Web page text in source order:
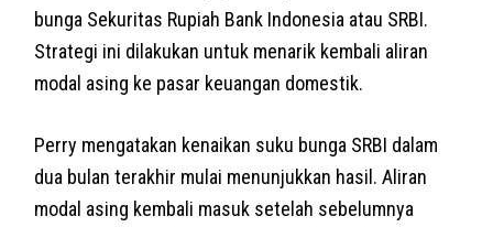
bunga Sekuritas Rupiah Bank Indonesia atau SRBI.
Strategi ini dilakukan untuk menarik kembali aliran
modal asing ke pasar keuangan domestik.
Perry mengatakan kenaikan suku bunga SRBI dalam
dua bulan terakhir mulai menunjukkan hasil. Aliran
modal asing kembali masuk setelah sebelumnya